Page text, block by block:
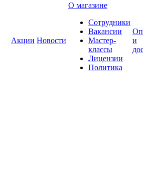
Акции Новости
О магазине
Сотрудники
Вакансии
Мастер-
классы
Лицензии
Политика
и